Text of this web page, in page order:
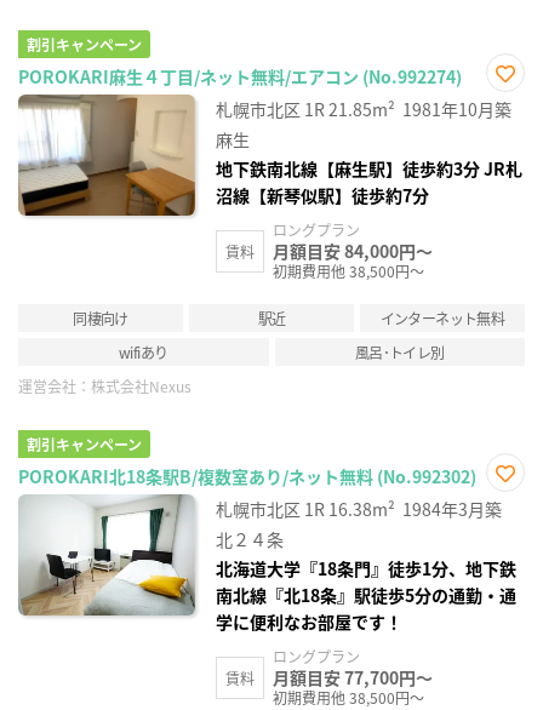
割引キャンペーン
POROKARI麻生４丁目/ネット無料/エアコン (No.992274)
お気
に入
札幌市北区 1R21.85m² 1981年10月築
麻生
地下鉄南北線【麻生駅】徒歩約3分 JR札
沼線【新琴似駅】徒歩約7分
賃料
ロングプラン
月額目安 84,000円～
初期費用他 38,500円～
同棲向け 駅近
インターネット無料
wifiあり
風呂･トイレ別
運営会社： 株式会社Nexus
割引キャンペーン
POROKARI北18条駅B/複数室あり/ネット無料 (No.992302)
お気
に入
札幌市北区 1R 16.38m² 1984年3月築
北２４条
北海道大学『18条門』徒歩1分、地下鉄
南北線『北18条』駅徒歩5分の通勤・通
学に便利なお部屋です！
賃料
ロングプラン
月額目安 77,700円～
初期費用他 38,500円～